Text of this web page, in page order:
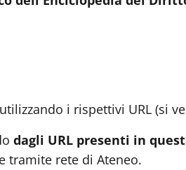
i rispettivi URL (si
dagli URL presenti in
tramite rete di Ateneo.